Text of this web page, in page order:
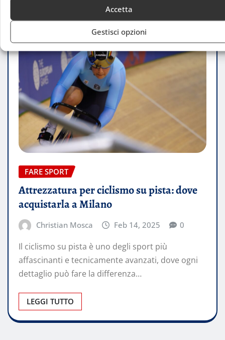
Accetta
Gestisci opzioni
FARE SPORT
Attrezzatura per ciclismo su pista: dove
acquistarla a Milano
Christian Mosca Feb 14, 2025 0
Il ciclismo su pista è uno degli sport più
affascinanti e tecnicamente avanzati, dove ogni
dettaglio può fare la differenza…
LEGGI TUTTO